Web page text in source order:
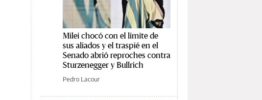
Milei chocó con el límite de
sus aliados y el traspié en el
Senado abrió reproches contra
Sturzenegger y Bullrich
Pedro Lacour